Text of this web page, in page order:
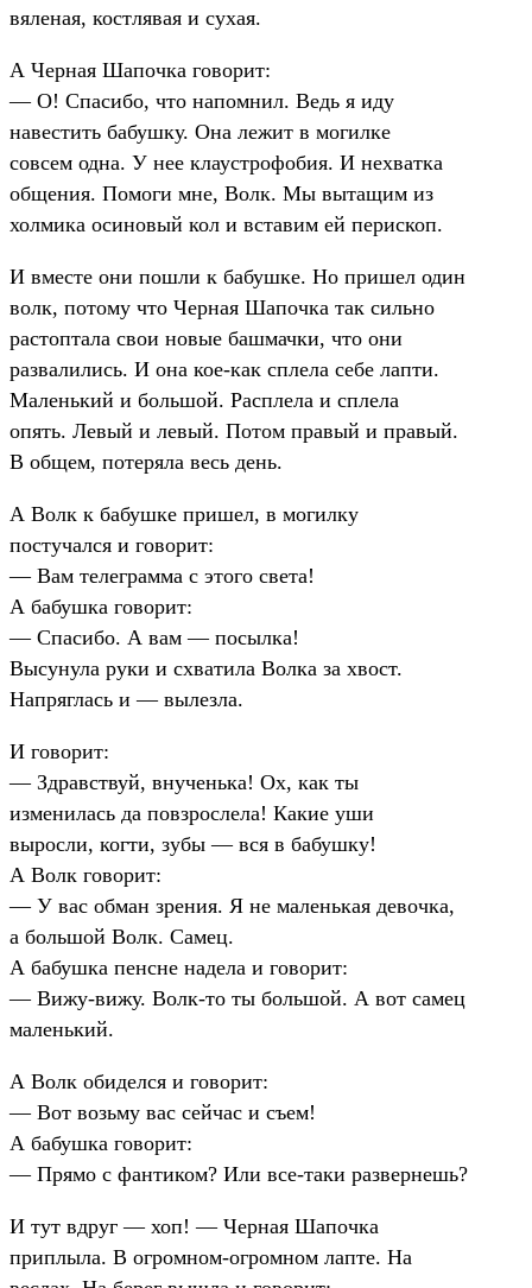
вяленая, костлявая и сухая.
А Черная Шапочка говорит:
— О! Спасибо, что напомнил. Ведь я иду
навестить бабушку. Она лежит в могилке
совсем одна. У нее клаустрофобия. И нехватка
общения. Помоги мне, Волк. Мы вытащим из
холмика осиновый кол и вставим ей перископ.
И вместе они пошли к бабушке. Но пришел один
волк, потому что Черная Шапочка так сильно
растоптала свои новые башмачки, что они
развалились. И она кое-как сплела себе лапти.
Маленький и большой. Расплела и сплела
опять. Левый и левый. Потом правый и правый.
В общем, потеряла весь день.
А Волк к бабушке пришел, в могилку
постучался и говорит:
— Вам телеграмма с этого света!
А бабушка говорит:
— Спасибо. А вам — посылка!
Высунула руки и схватила Волка за хвост.
Напряглась и — вылезла.
И говорит:
— Здравствуй, внученька! Ох, как ты
изменилась да повзрослела! Какие уши
выросли, когти, зубы — вся в бабушку!
А Волк говорит:
— У вас обман зрения. Я не маленькая девочка,
а большой Волк. Самец.
А бабушка пенсне надела и говорит:
— Вижу-вижу. Волк-то ты большой. А вот самец
маленький.
А Волк обиделся и говорит:
— Вот возьму вас сейчас и съем!
А бабушка говорит:
— Прямо с фантиком? Или все-таки развернешь?
И тут вдруг — хоп! — Черная Шапочка
приплыла. В огромном-огромном лапте. На